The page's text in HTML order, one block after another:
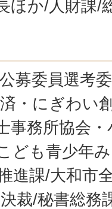
ほか/人財課/
募委員選考
・にぎわい
事務所協会
ども青少年
進課/大和市
裁/秘書総務